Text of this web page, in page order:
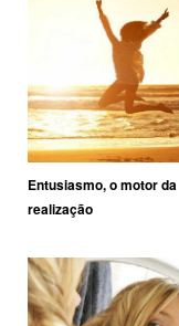
Entusiasmo, o motor da
realização